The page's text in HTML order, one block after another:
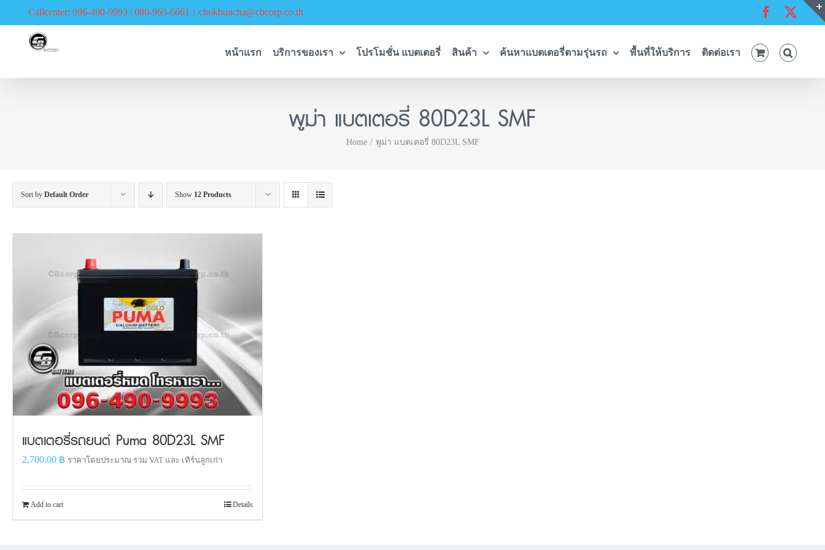
Callcenter: 096-490-9993 | 080-963-6661 | chokbuncha@cbcorp.co.th Facebook
หน้าแรก บริการของเรา โปรโมชั่น แบตเตอรี่ สินค้า ค้นหาแบตเตอรี่ตามรุ่นรถ พื้นที่ให้บริการ ติดต่อเรา
พูม่า แบตเตอรี่ 80D23L SMF
Home พูม่า แบตเตอรี่ 80D23L SMF
Sort by Default Order Show 12 Products
แบตเตอรี่รถยนต์ Puma 80D23L SMF
2,700.00 ฿ ราคาโดยประมาณ รวม VAT และ เทิร์นลูกเก่า
Add to cart Details